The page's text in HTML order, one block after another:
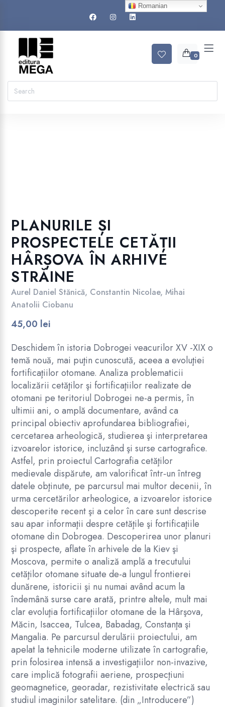
0
PLANURILE ȘI
PROSPECTELE CETĂȚII
HÂRȘOVA ÎN ARHIVE
STRĂINE
Aurel Daniel Stănică, Constantin Nicolae,Mihai
Anatolii Ciobanu
45,00 lei
Deschidem în istoria Dobrogei veacurilor XV -XIX o
temă nouă, mai puţin cunoscută, aceea a evoluţiei
fortificaţiilor otomane. Analiza problematicii
localizării cetăţilor şi fortificaţiilor realizate de
otomani pe teritoriul Dobrogei ne-a permis, în
ultimii ani, o amplă documentare, având ca
principal obiectiv aprofundarea bibliografiei,
cercetarea arheologică, studierea şi interpretarea
izvoarelor istorice, incluzând şi surse cartografice.
Astfel, prin proiectul Cartografia cetăţilor
medievale dispărute, am valorificat într‑un întreg
datele obţinute, pe parcursul mai multor decenii, în
urma cercetărilor arheologice, a izvoarelor istorice
descoperite recent şi a celor în care sunt descrise
sau apar informaţii despre cetăţile şi fortificaţiile
otomane din Dobrogea. Descoperirea unor planuri
şi prospecte, aflate în arhivele de la Kiev şi
Moscova, permite o analiză amplă a trecutului
cetăţilor otomane situate de-a lungul frontierei
dunărene, istoricii şi nu numai având acum la
îndemână surse care arată, printre altele, mult mai
clar evoluţia fortificaţiilor otomane de la Hârşova,
Măcin, Isaccea, Tulcea, Babadag, Constanţa şi
Mangalia. Pe parcursul derulării proiectului, am
apelat la tehnicile moderne utilizate în cartografie,
prin folosirea intensă a investigaţiilor non-invazive,
care implică fotografii aeriene, prospecţiuni
geomagnetice, georadar, rezistivitate electrică sau
studiul imaginilor satelitare. (din „Introducere”)
Romanian